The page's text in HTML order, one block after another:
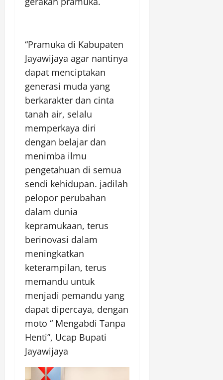
“Pramuka di Kabupaten
Jayawijaya agar nantinya
dapat menciptakan
generasi muda yang
berkarakter dan cinta
tanah air, selalu
memperkaya diri
dengan belajar dan
menimba ilmu
pengetahuan di semua
sendi kehidupan. jadilah
pelopor perubahan
dalam dunia
kepramukaan, terus
berinovasi dalam
meningkatkan
keterampilan, terus
memandu untuk
menjadi pemandu yang
dapat dipercaya, dengan
moto “ Mengabdi Tanpa
Henti”, Ucap Bupati
Jayawijaya